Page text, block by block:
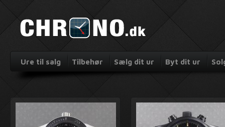
Ure til salg Tilbehør Sælg dit ur Byt dit ur